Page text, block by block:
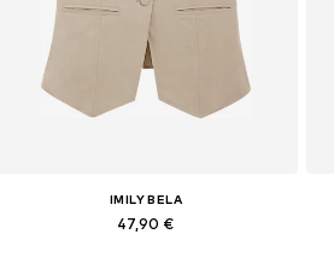
IMILY BELA
47,90 €